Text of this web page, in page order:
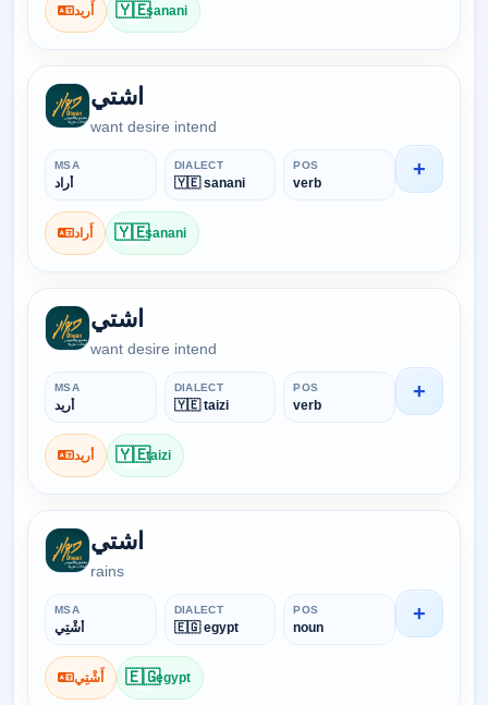
أَريد 🇾🇪sanani
اشتي
want desire intend
MSA
أَراد
DIALECT
🇾🇪 sanani
POS
verb
أَراد 🇾🇪sanani
+
اشتي
want desire intend
MSA
أريد
DIALECT
🇾🇪 taizi
POS
verb
أريد 🇾🇪taizi
+
اشتي
rains
MSA
أَشْتِي
DIALECT
🇪🇬 egypt
POS
noun
أَشْتِي 🇪🇬egypt
+